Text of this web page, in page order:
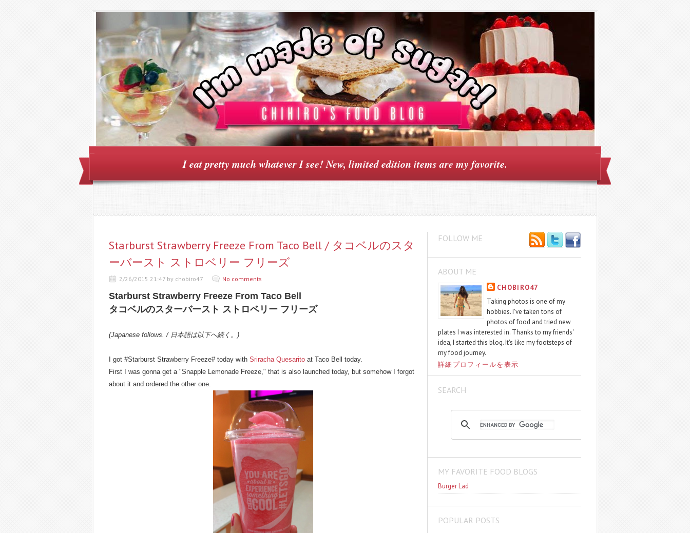
I eat pretty much whatever I see! New, limited edition items are my favorite.
Starburst Strawberry Freeze From Taco Bell / タコベルのスタ
ーバースト ストロベリー フリーズ
2/26/2015 21:47 by chobiro47 No comments
Starburst Strawberry Freeze From Taco Bell
タコベルのスターバースト ストロベリー フリーズ
(Japanese follows. / 日本語は以下へ続く。)
I got #Starburst Strawberry Freeze# today with Sriracha Quesarito at Taco Bell today.
First I was gonna get a "Snapple Lemonade Freeze," that is also launched today, but somehow I forgot
about it and ordered the other one.
FOLLOW ME
ABOUT ME
CHOBIRO47
Taking photos is one of my
hobbies. I've taken tons of
photos of food and tried new
plates I was interested in. Thanks to my friends'
idea, I started this blog. It's like my footsteps of
my food journey.
詳細プロフィールを表示
SEARCH
MY FAVORITE FOOD BLOGS
Burger Lad
POPULAR POSTS